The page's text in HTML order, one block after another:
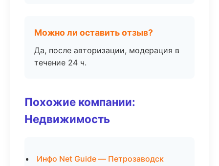
Можно ли оставить отзыв?
Да, после авторизации, модерация в
течение 24 ч.
Похожие компании:
Недвижимость
Инфо Net Guide — Петрозаводск